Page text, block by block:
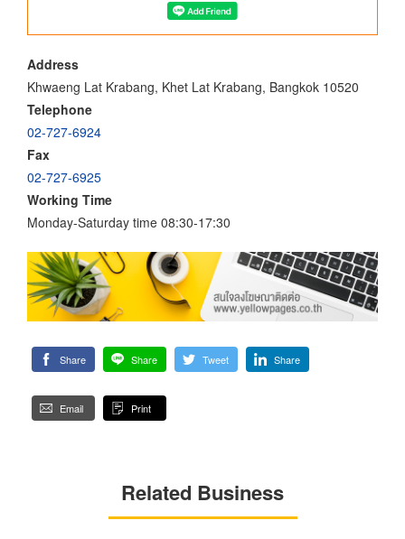
Address
Khwaeng Lat Krabang, Khet Lat Krabang, Bangkok 10520
Telephone
02-727-6924
Fax
02-727-6925
Working Time
Monday-Saturday time 08:30-17:30
Share Share Tweet Share
Email Print
Related Business